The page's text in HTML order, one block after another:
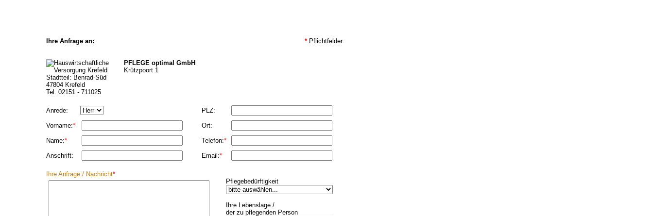
Ihre Anfrage an: * Pflichtfelder
PFLEGE optimal GmbH
Krützpoort 1
Stadtteil: Benrad-Süd
47804 Krefeld
Tel: 02151 - 711025
Anrede: PLZ:
Vorname:* Ort:
Name:* Telefon:*
Anschrift: Email:*
Ihre Anfrage / Nachricht*
Pflegebedürftigkeit
Ihre Lebenslage /
der zu pflegenden Person